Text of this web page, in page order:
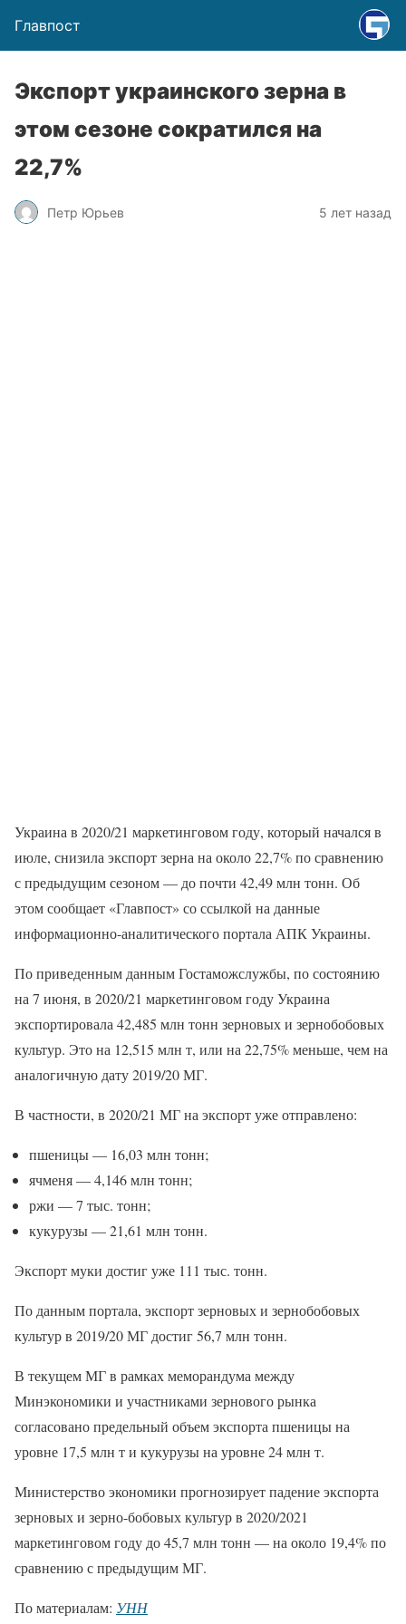
Главпост
Экспорт украинского зерна в
этом сезоне сократился на
22,7%
Петр Юрьев 5 лет назад
Украина в 2020/21 маркетинговом году, который начался в
июле, снизила экспорт зерна на около 22,7% по сравнению
с предыдущим сезоном — до почти 42,49 млн тонн. Об
этом сообщает «Главпост» со ссылкой на данные
информационно-аналитического портала АПК Украины.
По приведенным данным Гостаможслужбы, по состоянию
на 7 июня, в 2020/21 маркетинговом году Украина
экспортировала 42,485 млн тонн зерновых и зернобобовых
культур. Это на 12,515 млн т, или на 22,75% меньше, чем на
аналогичную дату 2019/20 МГ.
В частности, в 2020/21 МГ на экспорт уже отправлено:
пшеницы — 16,03 млн тонн;
ячменя — 4,146 млн тонн;
ржи — 7 тыс. тонн;
кукурузы — 21,61 млн тонн.
Экспорт муки достиг уже 111 тыс. тонн.
По данным портала, экспорт зерновых и зернобобовых
культур в 2019/20 МГ достиг 56,7 млн тонн.
В текущем МГ в рамках меморандума между
Минэкономики и участниками зернового рынка
согласовано предельный объем экспорта пшеницы на
уровне 17,5 млн т и кукурузы на уровне 24 млн т.
Министерство экономики прогнозирует падение экспорта
зерновых и зерно-бобовых культур в 2020/2021
маркетинговом году до 45,7 млн тонн — на около 19,4% по
сравнению с предыдущим МГ.
По материалам: УНН